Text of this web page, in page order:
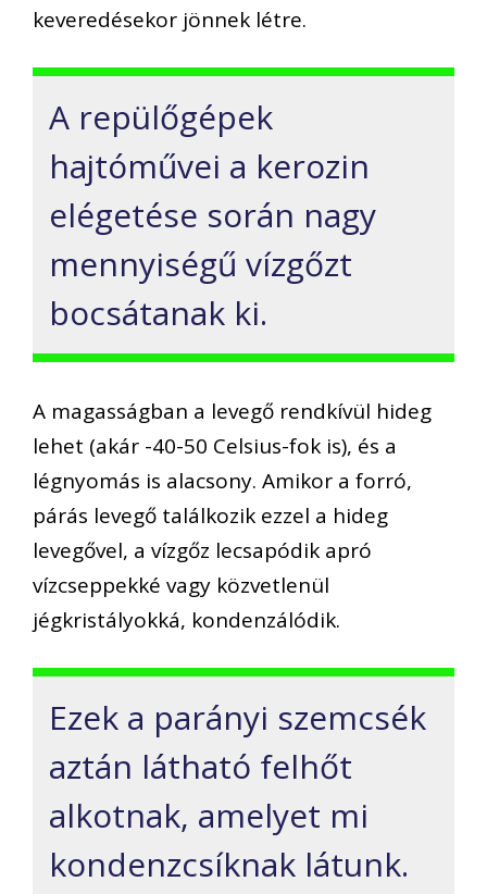
keveredésekor jönnek létre.
A repülőgépek
hajtóművei a kerozin
elégetése során nagy
mennyiségű vízgőzt
bocsátanak ki.
A magasságban a levegő rendkívül hideg
lehet (akár -40-50 Celsius-fok is), és a
légnyomás is alacsony. Amikor a forró,
párás levegő találkozik ezzel a hideg
levegővel, a vízgőz lecsapódik apró
vízcseppekké vagy közvetlenül
jégkristályokká, kondenzálódik.
Ezek a parányi szemcsék
aztán látható felhőt
alkotnak, amelyet mi
kondenzcsíknak látunk.